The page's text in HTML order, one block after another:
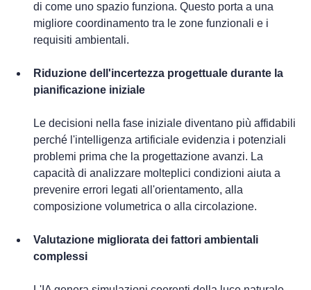
di come uno spazio funziona. Questo porta a una
migliore coordinamento tra le zone funzionali e i
requisiti ambientali.
Riduzione dell'incertezza progettuale durante la
pianificazione iniziale
Le decisioni nella fase iniziale diventano più affidabili
perché l'intelligenza artificiale evidenzia i potenziali
problemi prima che la progettazione avanzi. La
capacità di analizzare molteplici condizioni aiuta a
prevenire errori legati all'orientamento, alla
composizione volumetrica o alla circolazione.
Valutazione migliorata dei fattori ambientali
complessi